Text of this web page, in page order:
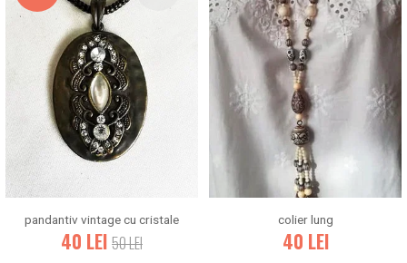
pandantiv vintage cu cristale
40 LEI 50LEI
colier lung
40 LEI